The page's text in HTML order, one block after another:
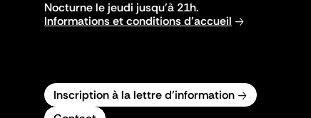
Nocturne le jeudi jusqu'à 21h.
Informations et conditions d'accueil
Inscription à la lettre d'information